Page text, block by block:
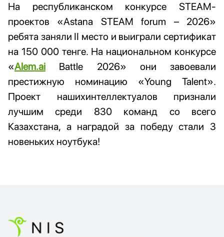
На республиканском конкурсе STEAM-
проектов «Astana STEAM forum – 2026»
ребята заняли ІІ место и выиграли сертификат
на 150 000 тенге. На национальном конкурсе
«Alem.ai Battle 2026» они завоевали
престижную номинацию «Young Talent».
Проект нашихинтеллектуалов признали
лучшим среди 830 команд со всего
Казахстана, а наградой за победу стали 3
новеньких ноутбука!